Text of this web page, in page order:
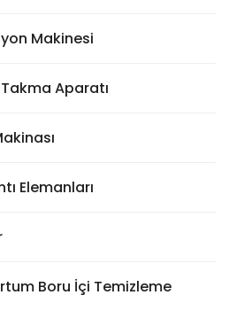
Makinesi
Aparatı
Elemanları
Boru İçi Temizleme